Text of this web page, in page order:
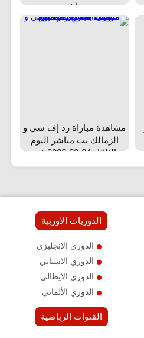
مباشر
مشاهدة مباراة زد إف سي و
الزمالك بث مباشر اليوم
الثلاثاء 24-02-2026 في
الدوري المصري الممتاز
الدوريات الاوربية
الدوري الانجليزي
الدوري الاسباني
الدوري الايطالي
الدوري الألماني
القنوات الرياضية